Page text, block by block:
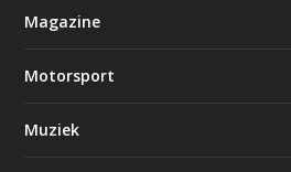
Magazine
Motorsport
Muziek